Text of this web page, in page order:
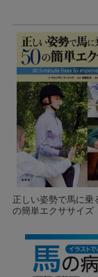
正しい姿勢で馬に乗
の簡単エクササイズ